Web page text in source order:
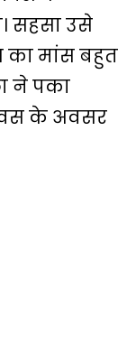
सहसा उसे
का मांस बहुत
ने पका
के अवसर